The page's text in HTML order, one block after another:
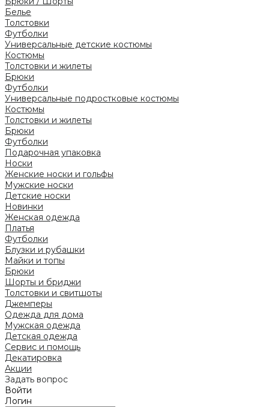
Белье
Толстовки
Футболки
Универсальные детские костюмы
Костюмы
Толстовки и жилеты
Брюки
Футболки
Универсальные подростковые костюмы
Костюмы
Толстовки и жилеты
Брюки
Футболки
Подарочная упаковка
Носки
Женские носки и гольфы
Мужские носки
Детские носки
Новинки
Женская одежда
Платья
Футболки
Блузки и рубашки
Майки и топы
Брюки
Шорты и бриджи
Толстовки и свитшоты
Джемперы
Одежда для дома
Мужская одежда
Детская одежда
Сервис и помощь
Декатировка
Акции
Задать вопрос
Войти
Логин